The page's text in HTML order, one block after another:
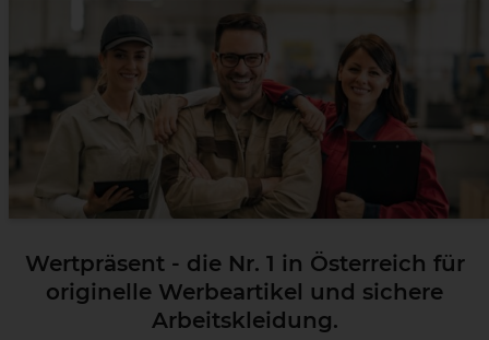
Wertpräsent - die Nr. 1 in Österreich für
originelle Werbeartikel und sichere
Arbeitskleidung.